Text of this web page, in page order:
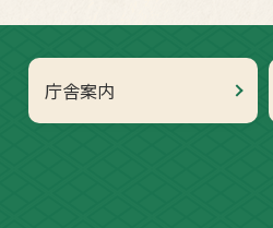
庁舎案内